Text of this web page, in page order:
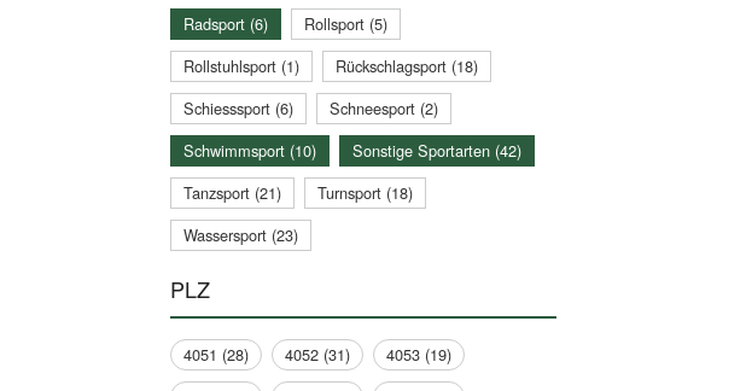
Radsport (6)
Rollsport (5)
Rollstuhlsport (1)
Rückschlagsport (18)
Schiesssport (6)
Schneesport (2)
Schwimmsport (10)
Sonstige Sportarten (42)
Tanzsport (21)
Turnsport (18)
Wassersport (23)
PLZ
4051 (28) 4052 (31)
4053 (19)